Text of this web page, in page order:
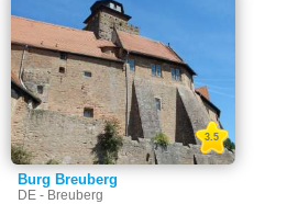
Burg Breuberg
DE - Breuberg
3.5